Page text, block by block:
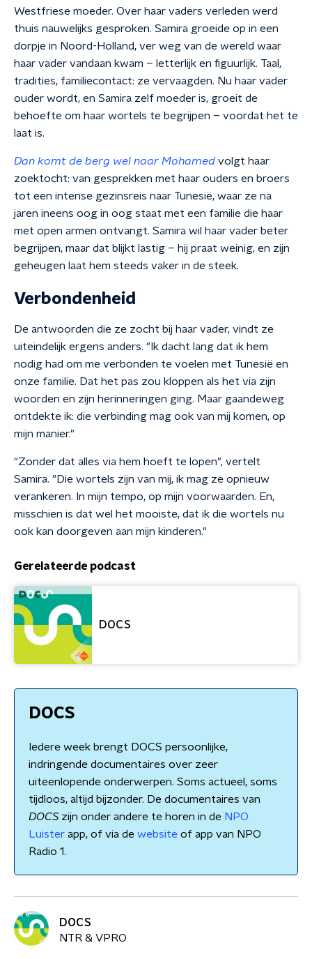
Westfriese moeder. Over haar vaders verleden werd
thuis nauwelijks gesproken. Samira groeide op in een
dorpje in Noord-Holland, ver weg van de wereld waar
haar vader vandaan kwam – letterlijk en figuurlijk. Taal,
tradities, familiecontact: ze vervaagden. Nu haar vader
ouder wordt, en Samira zelf moeder is, groeit de
behoefte om haar wortels te begrijpen – voordat het te
laat is.
Dan komt de berg wel naar Mohamed volgt haar
zoektocht: van gesprekken met haar ouders en broers
tot een intense gezinsreis naar Tunesië, waar ze na
jaren ineens oog in oog staat met een familie die haar
met open armen ontvangt. Samira wil haar vader beter
begrijpen, maar dat blijkt lastig – hij praat weinig, en zijn
geheugen laat hem steeds vaker in de steek.
Verbondenheid
De antwoorden die ze zocht bij haar vader, vindt ze
uiteindelijk ergens anders. "Ik dacht lang dat ik hem
nodig had om me verbonden te voelen met Tunesië en
onze familie. Dat het pas zou kloppen als het via zijn
woorden en zijn herinneringen ging. Maar gaandeweg
ontdekte ik: die verbinding mag ook van mij komen, op
mijn manier."
"Zonder dat alles via hem hoeft te lopen", vertelt
Samira. "Die wortels zijn van mij, ik mag ze opnieuw
verankeren. In mijn tempo, op mijn voorwaarden. En,
misschien is dat wel het mooiste, dat ik die wortels nu
ook kan doorgeven aan mijn kinderen."
Gerelateerde podcast
DOCS
DOCS
Iedere week brengt DOCS persoonlijke,
indringende documentaires over zeer
uiteenlopende onderwerpen. Soms actueel, soms
tijdloos, altijd bijzonder. De documentaires van
DOCSzijn onder andere te horen in de NPO
Luister app, of via de website of app van NPO
Radio 1.
DOCS
NTR & VPRO